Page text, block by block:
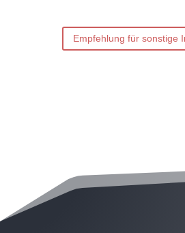
Empfehlung für sonstige